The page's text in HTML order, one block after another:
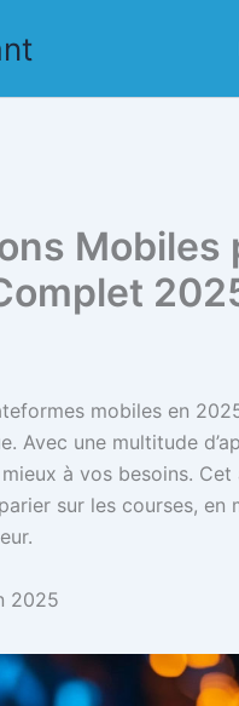
Mobiles
mobiles en
Avec une multitude
à vos besoins.
sur les courses, en
2025